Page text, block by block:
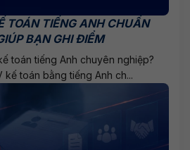
TOÁN TIẾNG ANH CHUẨN
BẠN GHI ĐIỂM
toán tiếng Anh chuyên nghiệp?
kế toán bằng tiếng Anh ch...